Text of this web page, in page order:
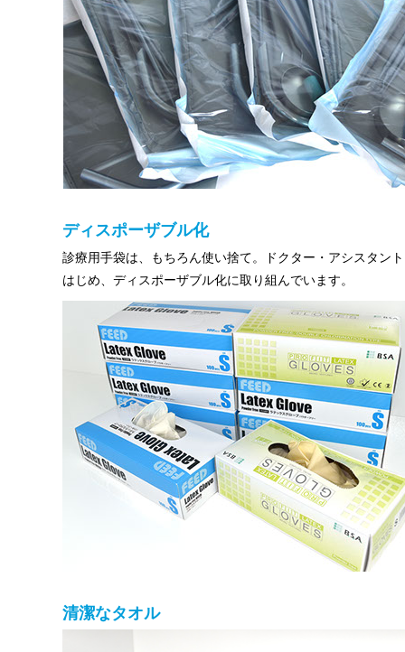
ディスポーザブル化
診療用手袋は、もちろん使い捨て。ドクター・アシスタン
はじめ、ディスポーザブル化に取り組んでいます。
清潔なタオル